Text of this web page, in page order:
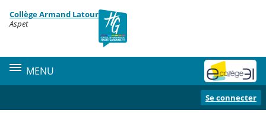
Menu de la rubrique
Contenu
Collège Armand Latour
Aspet
MENU
Se connecter